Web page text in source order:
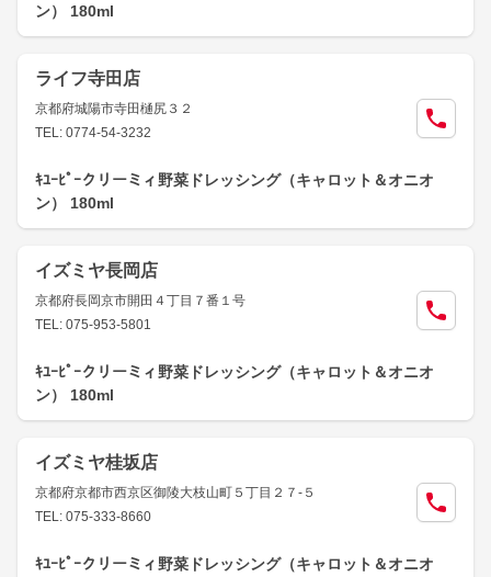
ン） 180ml
ライフ寺田店
京都府城陽市寺田樋尻３２
TEL: 0774-54-3232
ｷﾕｰﾋﾟｰクリーミィ野菜ドレッシング（キャロット＆オニオ
ン） 180ml
イズミヤ長岡店
京都府長岡京市開田４丁目７番１号
TEL: 075-953-5801
ｷﾕｰﾋﾟｰクリーミィ野菜ドレッシング（キャロット＆オニオ
ン） 180ml
イズミヤ桂坂店
京都府京都市西京区御陵大枝山町５丁目２７-５
TEL: 075-333-8660
ｷﾕｰﾋﾟｰクリーミィ野菜ドレッシング（キャロット＆オニオ